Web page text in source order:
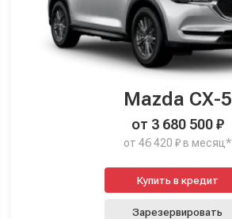
Mazda CX-5
от 3 680 500 ₽
от 46 420 ₽ в месяц*
Купить в кредит
Зарезервировать